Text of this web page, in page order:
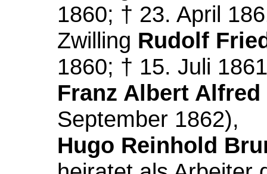
1860; † 23. April
Zwilling Rudolf
1860; † 15. Juli
Franz Albert Alfred
September 1862),
Hugo Reinhold